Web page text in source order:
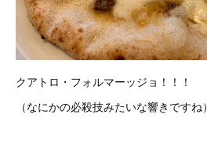
クアトロ・フォルマーッジョ！！！
（なにかの必殺技みたいな響きですね）